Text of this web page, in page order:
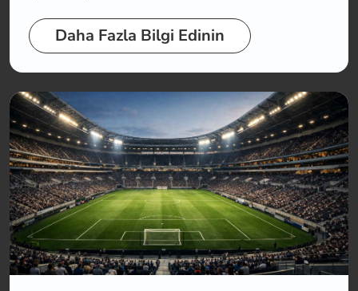
Daha Fazla Bilgi Edinin